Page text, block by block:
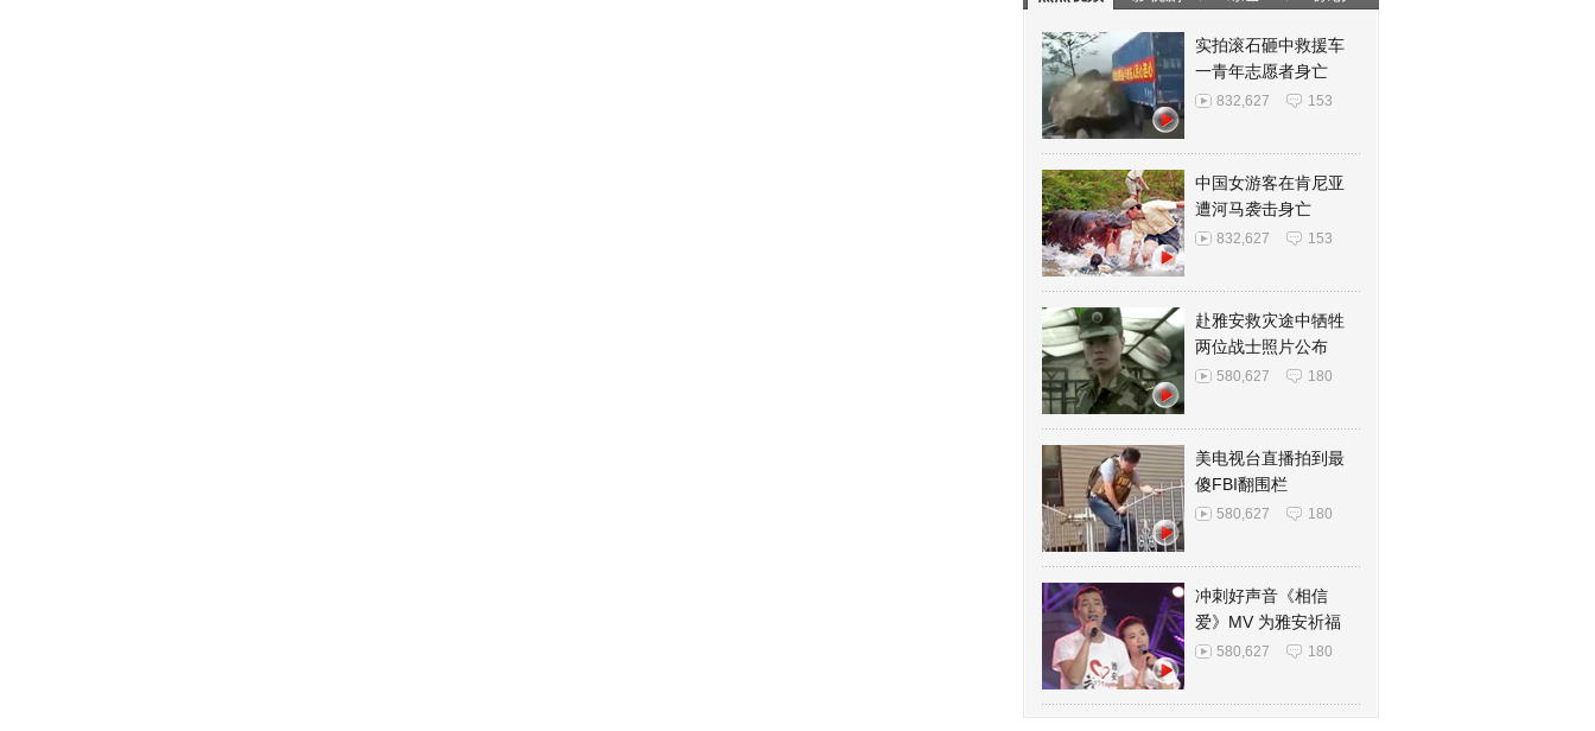
实拍滚石砸中救援车
一青年志愿者身亡
832,627 153
中国女游客在肯尼亚
遭河马袭击身亡
832,627 153
赴雅安救灾途中牺牲
两位战士照片公布
580,627 180
美电视台直播拍到最
傻FBI翻围栏
580,627 180
冲刺好声音《相信
爱》MV 为雅安祈福
580,627 180